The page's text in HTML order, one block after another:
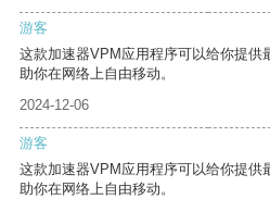
游客
这款加速器VPM应用程序可以给你提供
助你在网络上自由移动。
2024-12-06
游客
这款加速器VPM应用程序可以给你提供
助你在网络上自由移动。